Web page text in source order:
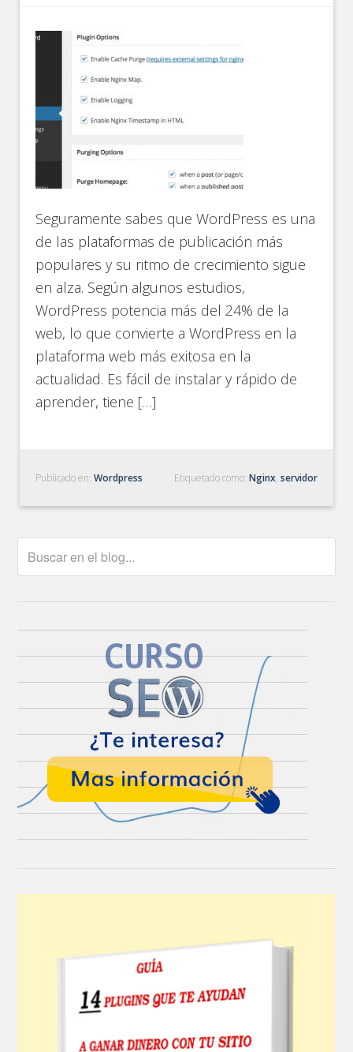
Seguramente sabes que WordPress es una
de las plataformas de publicación más
populares y su ritmo de crecimiento sigue
en alza. Según algunos estudios,
WordPress potencia más del 24% de la
web, lo que convierte a WordPress en la
plataforma web más exitosa en la
actualidad. Es fácil de instalar y rápido de
aprender, tiene […]
Publicado en:Wordpress Etiquetado como: Nginx, servidor